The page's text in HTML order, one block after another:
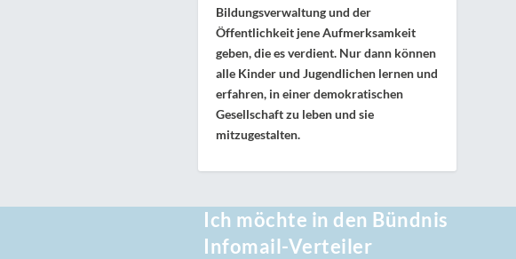
Bildungsverwaltung und der
Öffentlichkeit jene Aufmerksamkeit
geben, die es verdient. Nur dann können
alle Kinder und Jugendlichen lernen und
erfahren, in einer demokratischen
Gesellschaft zu leben und sie
mitzugestalten.
Ich möchte in den Bündnis
Infomail-Verteiler